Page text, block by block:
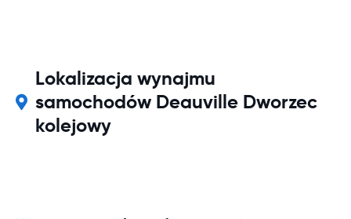
Lokalizacja wynajmu
samochodów Deauville Dworzec
kolejowy